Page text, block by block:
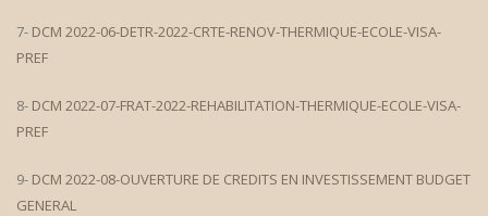
7- DCM 2022-06-DETR-2022-CRTE-RENOV-THERMIQUE-ECOLE-VISA-
PREF
8- DCM 2022-07-FRAT-2022-REHABILITATION-THERMIQUE-ECOLE-VISA-
PREF
9- DCM 2022-08-OUVERTURE DE CREDITS EN INVESTISSEMENT BUDGET
GENERAL